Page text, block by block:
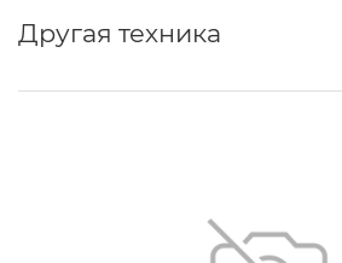
Другая техника